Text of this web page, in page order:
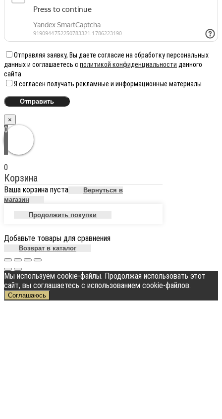
Отправляя заявку, Вы даете согласие на обработку персональных
данных и соглашаетесь с политикой конфиденциальности данного
сайта
Я согласен получать рекламные и информационные материалы
×
0
0
Корзина
Ваша корзина пуста
Вернуться в
магазин
Продолжить покупки
Добавьте товары для сравнения
Возврат в каталог
Мы используем cookie-файлы. Продолжая использовать этот
сайт, вы соглашаетесь с использованием cookie-файлов.
Соглашаюсь